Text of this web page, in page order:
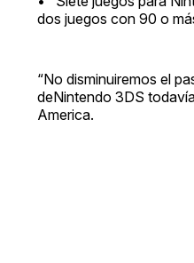
dos juegos con 90 o
“No disminuiremos el
deNintendo 3DS
America.